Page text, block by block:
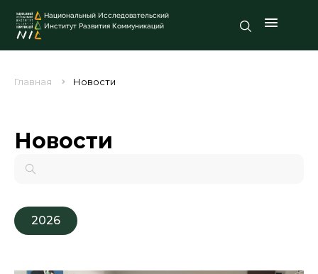
Национальный Исследовательский
Институт Развития Коммуникаций
Главная Новости
Новости
2026